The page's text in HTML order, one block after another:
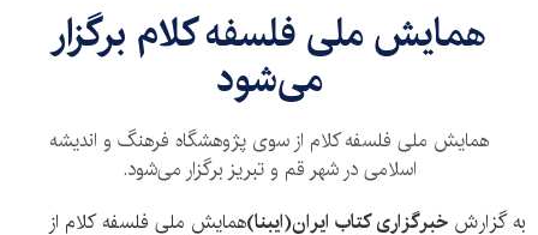
همایش ملی فلسفه کلام برگزار
می‌شود
همایش ملی فلسفه کلام از سوی پژوهشگاه فرهنگ و اندیشه
اسلامی در شهر قم و تبریز برگزار می‌شود.
به گزارش خبرگزاری کتاب ایران(ایبنا)همایش ملی فلسفه کلام از